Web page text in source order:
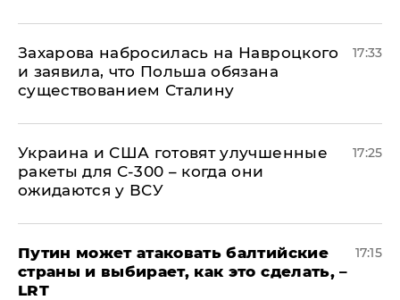
​Захарова набросилась на Навроцкого
и заявила, что Польша обязана
существованием Сталину
17:33
Украина и США готовят улучшенные
ракеты для С-300 – когда они
ожидаются у ВСУ
17:25
Путин может атаковать балтийские
страны и выбирает, как это сделать, –
LRT
17:15